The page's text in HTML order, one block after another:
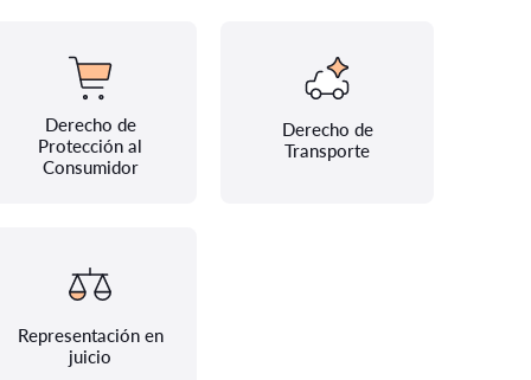
Derecho de
Protección al
Consumidor
Derecho de
Transporte
Representación en
juicio